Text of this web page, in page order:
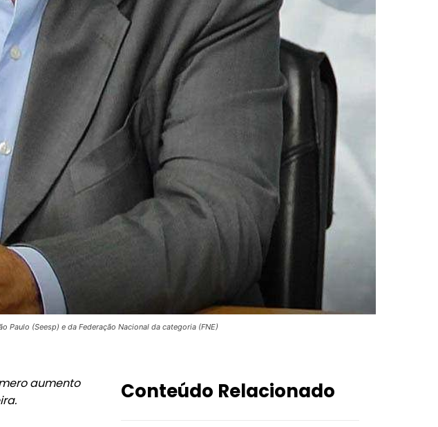
(Seesp) e da Federação Nacional da categoria (FNE)
aumento
Conteúdo Relacionado